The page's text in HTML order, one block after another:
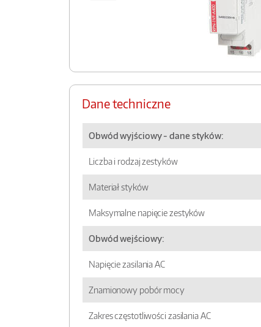
Dane techniczne
Obwód wyjściowy - dane styków:
Liczba i rodzaj zestyków
Materiał styków
Maksymalne napięcie zestyków
Obwód wejściowy:
Napięcie zasilania AC
Znamionowy pobór mocy
Zakres częstotliwości zasilania AC